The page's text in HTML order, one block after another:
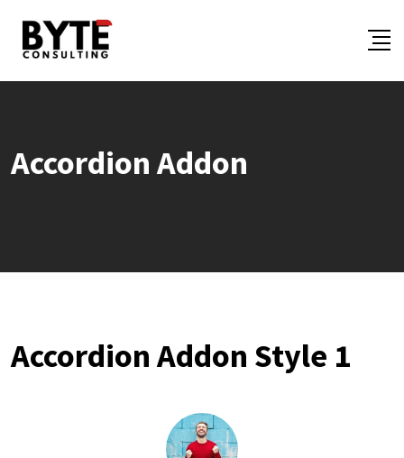
Accordion Addon
Accordion Addon Style 1